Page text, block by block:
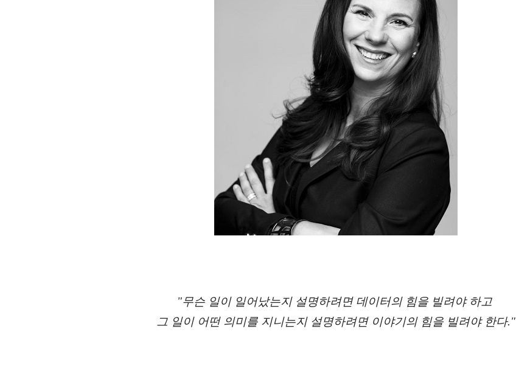
"무슨 일이 일어났는지 설명하려면 데이터의 힘을 빌려야 하고
그 일이 어떤 의미를 지니는지 설명하려면 이야기의 힘을 빌려야 한다."